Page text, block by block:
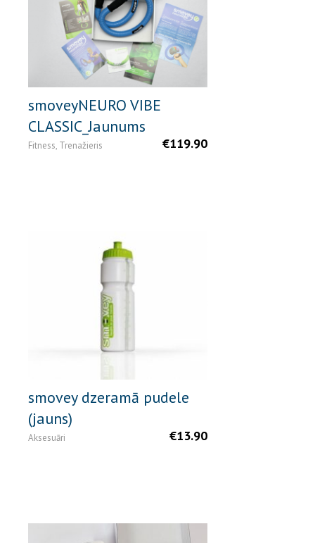
smoveyNEURO VIBE
CLASSIC_Jaunums
€119.90
Fitness, Trenažieris
smovey dzeramā pudele
(jauns)
€13.90
Aksesuāri